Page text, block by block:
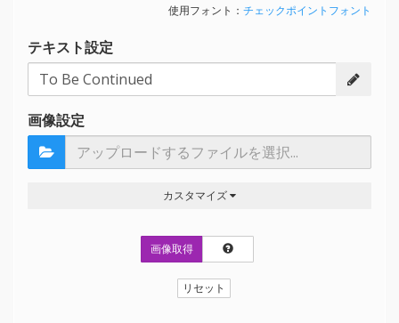
使用フォント： チェックポイントフォント
テキスト設定
画像設定
カスタマイズ
画像取得
リセット